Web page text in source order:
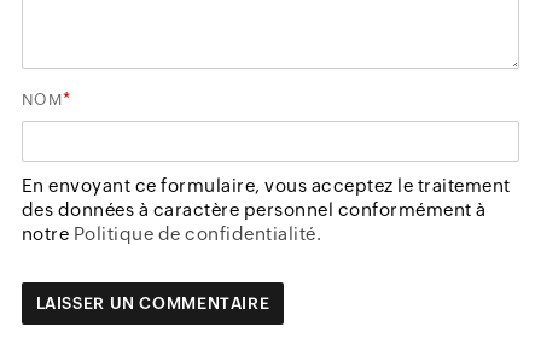
NOM*
En envoyant ce formulaire, vous acceptez le traitement
des données à caractère personnel conformément à
notre Politique de confidentialité.